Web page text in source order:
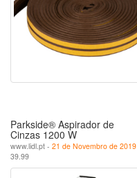
Parkside® Aspirador de
Cinzas 1200 W
www.lidl.pt - 21 de Novembro de 2019
39.99